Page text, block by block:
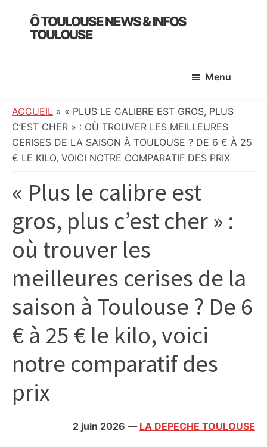
primary
Ô TOULOUSE NEWS & INFOS
TOULOUSE
:
info
locale,
société,
politique,
météo,
faits
citoyennes
Menu
ACCUEIL » « PLUS LE CALIBRE EST GROS, PLUS
C’EST CHER » : OÙ TROUVER LES MEILLEURES
CERISES DE LA SAISON À TOULOUSE ? DE 6 € À 25
€ LE KILO, VOICI NOTRE COMPARATIF DES PRIX
« Plus le calibre est
gros, plus c’est cher » :
où trouver les
meilleures cerises de la
saison à Toulouse ? De 6
€ à 25 € le kilo, voici
notre comparatif des
prix
2 juin 2026 — LA DEPECHE TOULOUSE